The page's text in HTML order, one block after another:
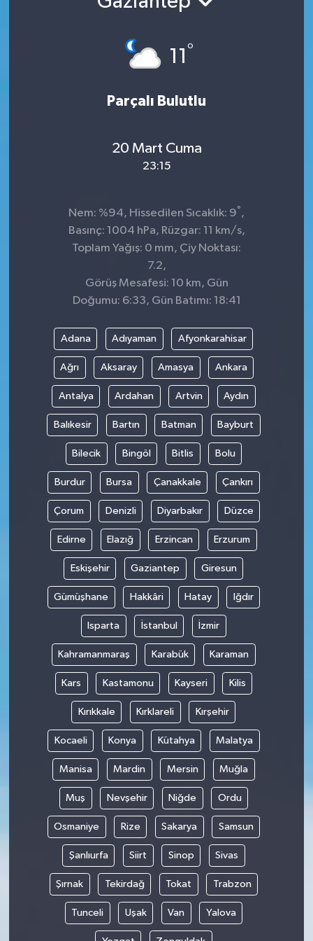
11°
Parçalı Bulutlu
20 Mart Cuma
23:15
Nem: %94, Hissedilen Sıcaklık: 9° ,
Basınç: 1004 hPa, Rüzgar: 11 km/s,
Toplam Yağış: 0 mm, Çiy Noktası:
7.2,
Görüş Mesafesi: 10 km, Gün
Doğumu: 6:33, Gün Batımı: 18:41
Adana Adıyaman Afyonkarahisar
Ağrı Aksaray Amasya Ankara
Antalya Ardahan Artvin Aydın
Balıkesir Bartın Batman Bayburt
Bilecik Bingöl Bitlis Bolu
Burdur Bursa Çanakkale Çankırı
Çorum Denizli Diyarbakır Düzce
Edirne Elazığ Erzincan Erzurum
Eskişehir Gaziantep Giresun
Gümüşhane Hakkâri Hatay Iğdır
Isparta İstanbul İzmir
Kahramanmaraş Karabük Karaman
Kars Kastamonu Kayseri Kilis
Kırıkkale Kırklareli Kırşehir
Kocaeli Konya Kütahya Malatya
Manisa Mardin Mersin Muğla
Muş Nevşehir Niğde Ordu
Osmaniye Rize Sakarya Samsun
Şanlıurfa Siirt Sinop Sivas
Şırnak Tekirdağ Tokat Trabzon
Tunceli Uşak Van Yalova